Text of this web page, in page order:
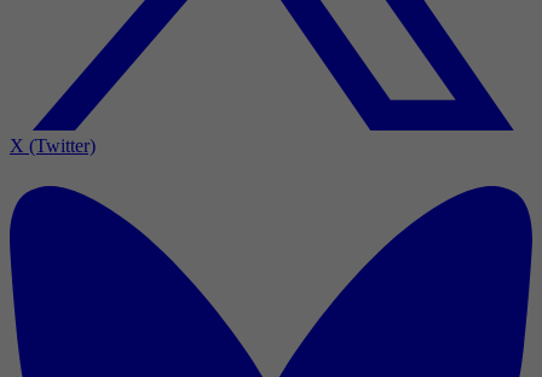
X (Twitter)